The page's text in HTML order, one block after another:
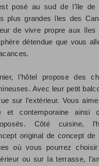
posé au sud de l’île de
plus grandes îles des
de vivre propre aux îles
détendue que vous
l’hôtel propose des
Avec leur petit
sur l’extérieur. Vous
et contemporaine ainsi
Côté cuisine,
original de concept de
où vous pourrez
ou sur la terrasse,